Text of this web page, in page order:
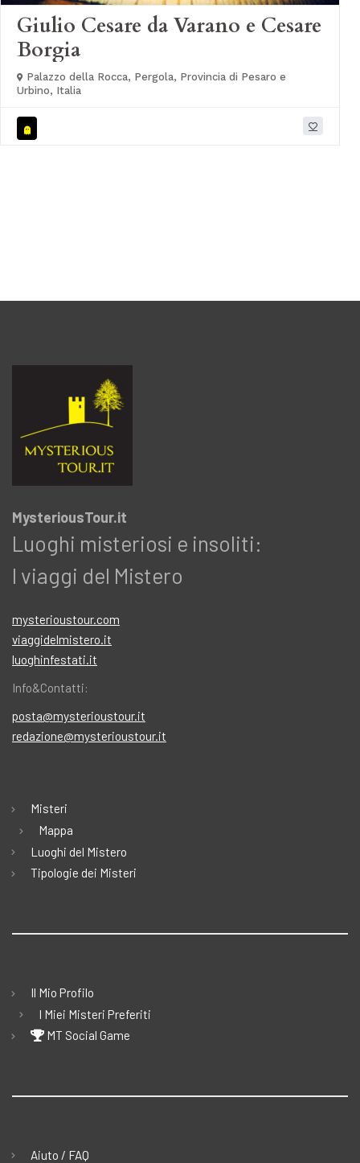
Giulio Cesare da Varano e Cesare
Borgia
Palazzo della Rocca, Pergola, Provincia di Pesaro e
Urbino, Italia
MysteriousTour.it
Luoghi misteriosi e insoliti:
I viaggi del Mistero
mysterioustour.com
viaggidelmistero.it
luoghinfestati.it
Info&Contatti:
posta@mysterioustour.it
redazione@mysterioustour.it
Misteri
Mappa
Luoghi del Mistero
Tipologie dei Misteri
Il Mio Profilo
I Miei Misteri Preferiti
MT Social Game
Aiuto / FAQ